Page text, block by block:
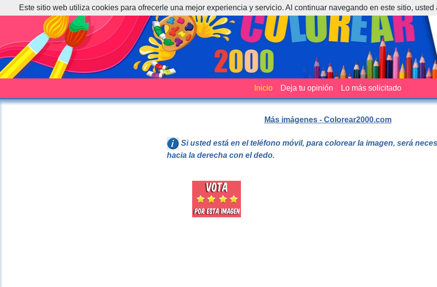
Inicio Deja tu opinión Lo más solicitado
Más imágenes - Colorear2000.com
Si usted está en el teléfono móvil, para colorear la imagen, será
hacia la derecha con el dedo.
Este sitio web utiliza cookies para ofrecerle una mejor experiencia y servicio. Al continuar navegando en este sitio,